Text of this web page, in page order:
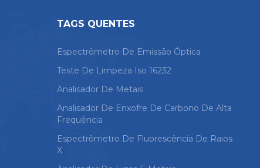
TAGS QUENTES
Espectrômetro De Emissão Óptica
Teste De Limpeza Iso 16232
Analisador De Metais
Analisador De Enxofre De Carbono De Alta
Frequência
Espectrômetro De Fluorescência De Raios
X